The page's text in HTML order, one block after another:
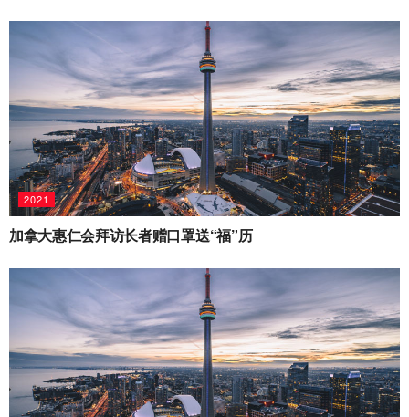
2021
加拿大惠仁会拜访长者赠口罩送“福”历